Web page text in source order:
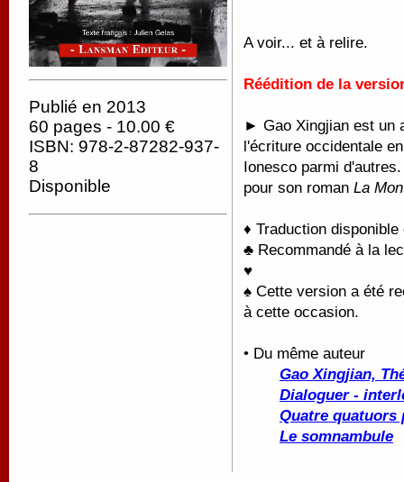
Publié en 2013
60 pages - 10.00 €
ISBN: 978-2-87282-937-
8
Disponible
A voir... et à relire.
Réédition de la
► Gao Xingjian est un
l'écriture occidentale
Ionesco parmi
pour son roman La
♦ Traduction
♣ Recommandé à la
♥
♠ Cette version a été
à cette occasion.
• Du même auteur
Gao Xingjian,
Dialoguer -
Quatre quatuors
Le somnambule